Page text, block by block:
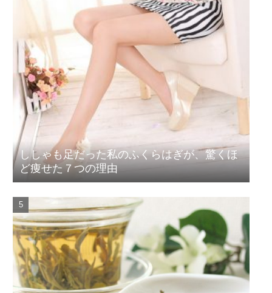
ししゃも足だった私のふくらはぎが、驚くほ
ど痩せた７つの理由